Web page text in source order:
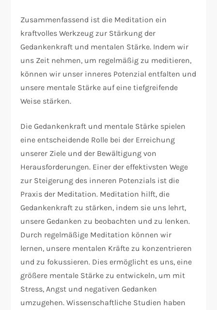
Zusammenfassend ist die Meditation ein
kraftvolles Werkzeug zur Stärkung der
Gedankenkraft und mentalen Stärke. Indem wir
uns Zeit nehmen, um regelmäßig zu meditieren,
können wir unser inneres Potenzial entfalten und
unsere mentale Stärke auf eine tiefgreifende
Weise stärken.
Die Gedankenkraft und mentale Stärke spielen
eine entscheidende Rolle bei der Erreichung
unserer Ziele und der Bewältigung von
Herausforderungen. Einer der effektivsten Wege
zur Steigerung des inneren Potenzials ist die
Praxis der Meditation. Meditation hilft, die
Gedankenkraft zu stärken, indem sie uns lehrt,
unsere Gedanken zu beobachten und zu lenken.
Durch regelmäßige Meditation können wir
lernen, unsere mentalen Kräfte zu konzentrieren
und zu fokussieren. Dies ermöglicht es uns, eine
größere mentale Stärke zu entwickeln, um mit
Stress, Angst und negativen Gedanken
umzugehen. Wissenschaftliche Studien haben